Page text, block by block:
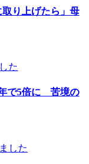
り上げたら」母
た
で5倍に 苦境の
した